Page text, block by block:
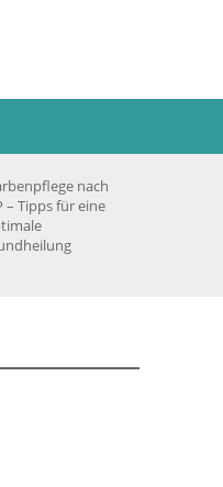
nach
– Tipps für eine